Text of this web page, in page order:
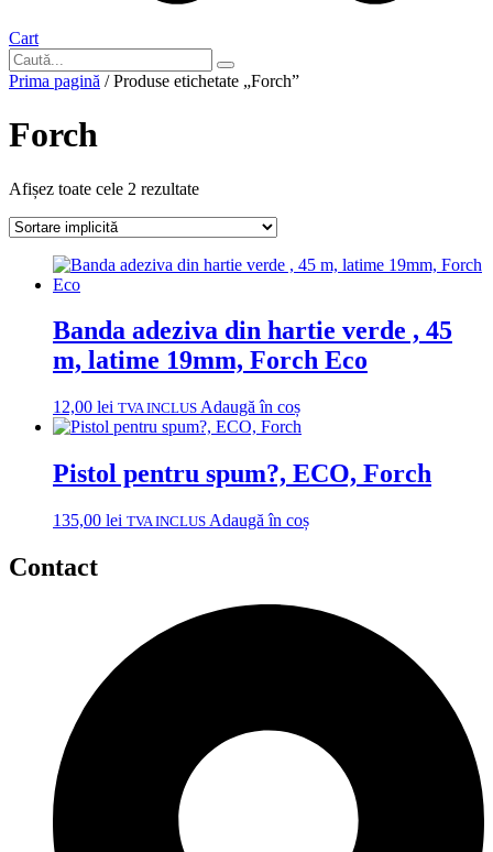
Cart
Prima pagină / Produse etichetate „Forch”
Forch
Afișez toate cele 2 rezultate
Banda adeziva din hartie verde , 45
m, latime 19mm, Forch Eco
12,00 lei TVA INCLUS Adaugă în coș
Pistol pentru spum?, ECO, Forch
135,00 lei TVA INCLUS Adaugă în coș
Contact